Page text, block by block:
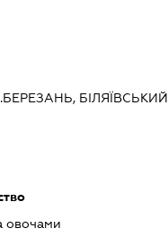
БІЛЯЇВСЬКИЙ
овочами